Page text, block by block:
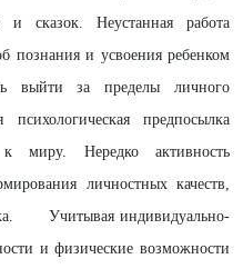
и сказок. Неустанная работа
познания и усвоения ребенком
выйти за пределы личного
предпосылка
к миру. Нередко активность
личностных качеств,
Учитывая индивидуально-
и физические возможности